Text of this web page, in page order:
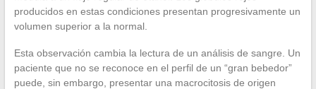
producidos en estas condiciones presentan progresivamente un
volumen superior a la normal.
Esta observación cambia la lectura de un análisis de sangre. Un
paciente que no se reconoce en el perfil de un “gran bebedor”
puede, sin embargo, presentar una macrocitosis de origen